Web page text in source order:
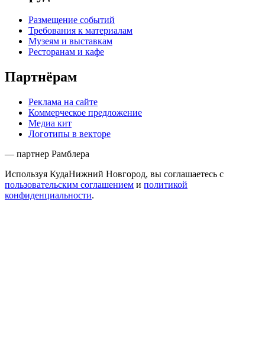
Размещение событий
Требования к материалам
Музеям и выставкам
Ресторанам и кафе
Партнёрам
Реклама на сайте
Коммерческое предложение
Медиа кит
Логотипы в векторе
— партнер Рамблера
Используя КудаНижний Новгород, вы соглашаетесь с
пользовательским соглашением и политикой
конфиденциальности.